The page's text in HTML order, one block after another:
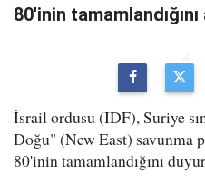
80'inin tamamlandığını
İsrail ordusu (IDF), Suriye
Doğu" (New East) savunma
80'inin tamamlandığını